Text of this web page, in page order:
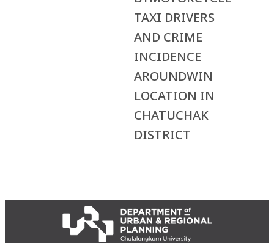
TAXI DRIVERS
AND CRIME
INCIDENCE
AROUNDWIN
LOCATION IN
CHATUCHAK
DISTRICT